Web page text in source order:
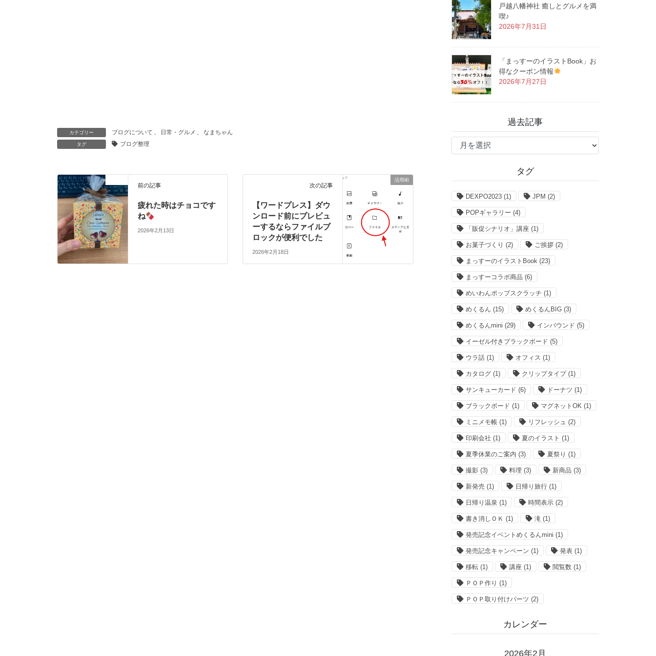
カテゴリー ブログについて 、 日常・グルメ 、 なまちゃん
タグ ブログ整理
前の記事
疲れた時はチョコです
ね
2026年2月13日
活用術
次の記事
【ワードプレス】ダウ
ンロード前にプレビュ
ーするならファイルブ
ロックが便利でした
2026年2月18日
戸越八幡神社 癒しとグルメを満
喫♪
2026年7月31日
「まっすーのイラストBook」お
得なクーポン情報
2026年7月27日
過去記事
過
タグ
DEXPO2023 (1) JPM (2)
POPギャラリー (4)
「販促シナリオ」講座 (1)
お菓子づくり (2) ご挨拶 (2)
まっすーのイラストBook (23)
まっすーコラボ商品 (6)
めいわんポップスクラッチ (1)
めくるん (15) めくるんBIG (3)
めくるんmini (29) インバウンド (5)
イーゼル付きブラックボード (5)
ウラ話 (1) オフィス (1)
カタログ (1) クリップタイプ(1)
サンキューカード (6) ドーナツ (1)
ブラックボード (1) マグネットOK (1)
ミニメモ帳 (1) リフレッシュ (2)
印刷会社 (1) 夏のイラスト (1)
夏季休業のご案内 (3) 夏祭り (1)
撮影 (3) 料理 (3) 新商品 (3)
新発売 (1) 日帰り旅行 (1)
日帰り温泉 (1) 時間表示 (2)
書き消しＯＫ (1) 滝 (1)
発売記念イベントめくるんmini (1)
発売記念キャンペーン (1) 発表 (1)
移転 (1) 講座 (1) 閲覧数 (1)
ＰＯＰ作り (1)
ＰＯＰ取り付けパーツ (2)
カレンダー
2026年2月